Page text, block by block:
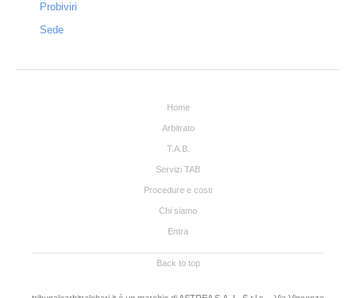
Probiviri
Sede
Home
Arbitrato
T.A.B.
Servizi TAB
Procedure e costi
Chi siamo
Entra
Back to top